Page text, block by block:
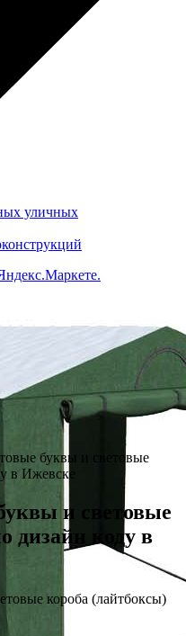
уличных
буквы и световые
в Ижевске
и световые
дизайн коду в